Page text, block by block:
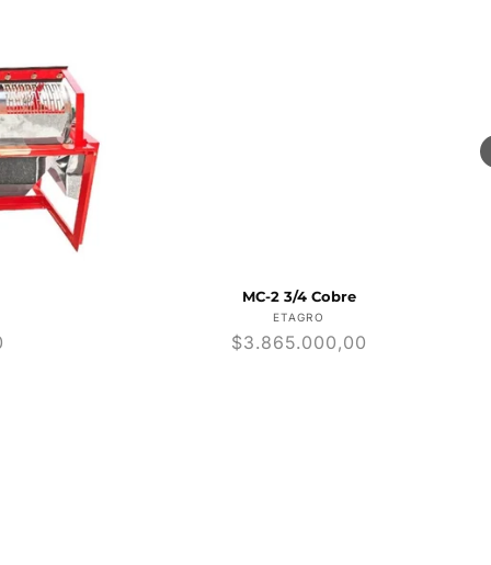
MC-2 3/4 Cobre
Proveedor:
ETAGRO
Precio
$3.865.000,00